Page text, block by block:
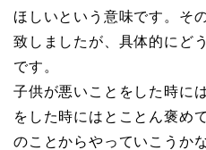
ほしいという意味です。そ
致しましたが、具体的にど
です。
子供が悪いことをした時に
をした時にはとことん褒め
のことからやっていこうか